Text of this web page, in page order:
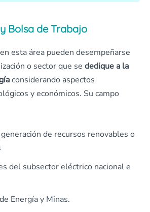
Bolsa de Trabajo
esta área pueden desempeñarse
o sector que se dedique a la
considerando aspectos
y económicos. Su campo
de recursos renovables o
del subsector eléctrico nacional e
Energía y Minas.